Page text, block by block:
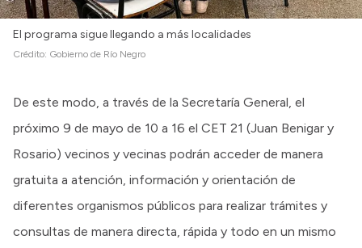
El programa sigue llegando a más localidades
Crédito: Gobierno de Río Negro
De este modo, a través de la Secretaría General, el
próximo 9 de mayo de 10 a 16 el CET 21 (Juan Benigar y
Rosario) vecinos y vecinas podrán acceder de manera
gratuita a atención, información y orientación de
diferentes organismos públicos para realizar trámites y
consultas de manera directa, rápida y todo en un mismo